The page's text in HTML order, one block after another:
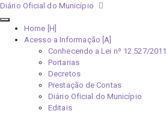
Diário Oficial do Município
Home [H]
Acesso a Informação [A]
Conhecendo a Lei nº 12.527/2011
Portarias
Decretos
Prestação de Contas
Diário Oficial do Município
Editais